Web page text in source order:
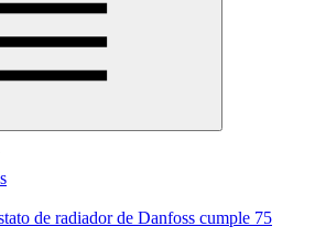
de radiador de Danfoss cumple 75